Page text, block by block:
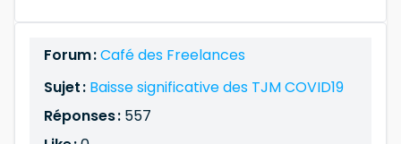
Forum :Café des Freelances
Sujet : Baisse significative des TJM COVID19
Réponses : 557